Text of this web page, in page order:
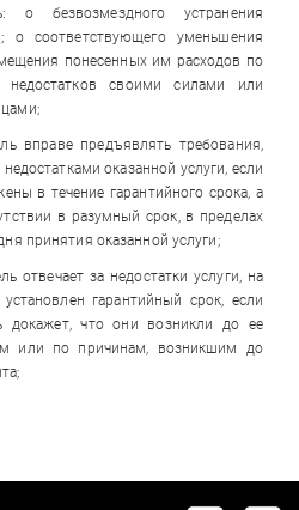
o безвозмездного устранения
o соответствующего уменьшения
понесенных им расходов по
недостатков своими силами или
вправе предъявлять требования,
оказанной услуги, если
в течение гарантийного срока, а
в разумный срок, в пределах
принятия оказанной услуги;
отвечает за недостатки услуги, на
гарантийный срок, если
докажет, что они возникли до ее
или по причинам, возникшим до